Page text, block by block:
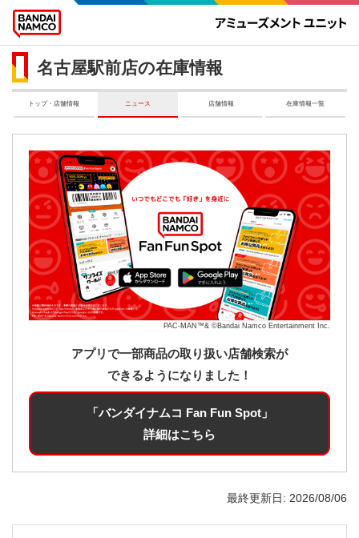
名古屋駅前店の在庫情報
トップ・店舗情報 ニュース 店舗情報 在庫情報一覧
PAC-MAN™& ©Bandai Namco Entertainment Inc.
アプリで一部商品の取り扱い店舗検索が
できるようになりました！
「バンダイナムコ Fan Fun Spot」
詳細はこちら
最終更新日 2026/08/06